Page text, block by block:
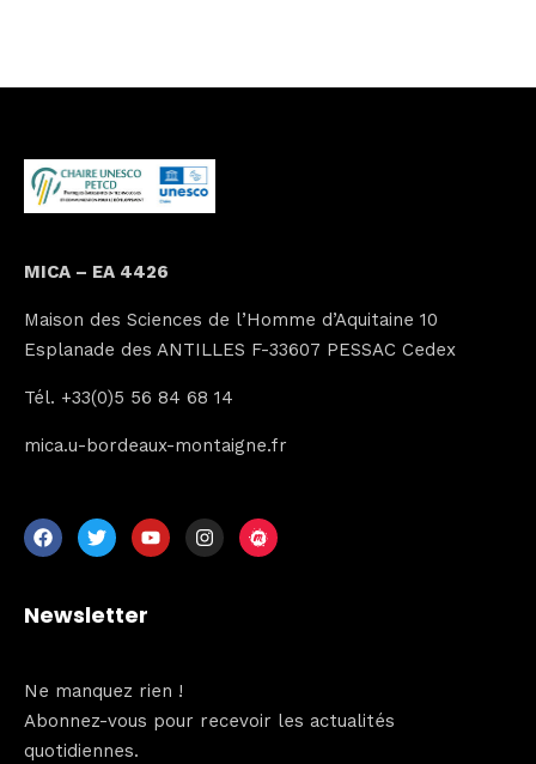
MICA – EA 4426
Maison des Sciences de l’Homme d’Aquitaine 10
Esplanade des ANTILLES F-33607 PESSAC Cedex
Tél. +33(0)5 56 84 68 14
mica.u-bordeaux-montaigne.fr
Newsletter
Ne manquez rien !
Abonnez-vous pour recevoir les actualités
quotidiennes.